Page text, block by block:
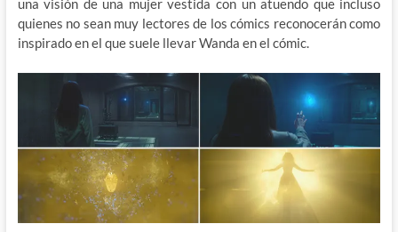
una visión de una mujer vestida con un atuendo que incluso
quienes no sean muy lectores de los cómics reconocerán como
inspirado en el que suele llevar Wanda en el cómic.